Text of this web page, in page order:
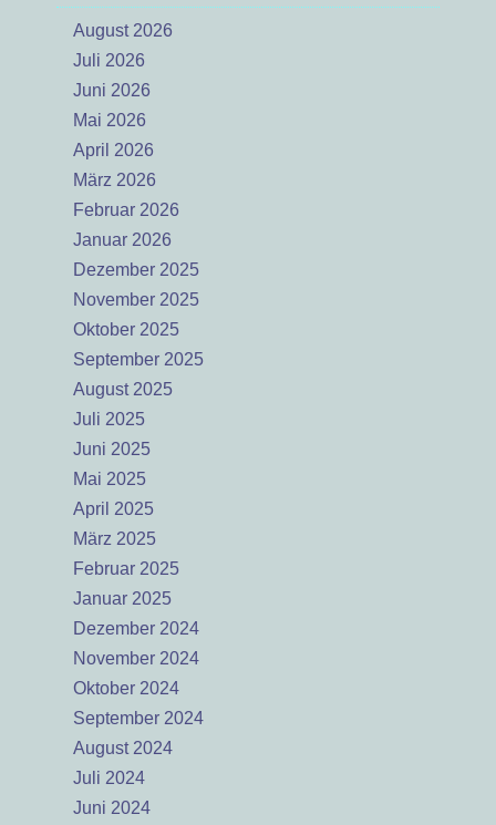
August 2026
Juli 2026
Juni 2026
Mai 2026
April 2026
März 2026
Februar 2026
Januar 2026
Dezember 2025
November 2025
Oktober 2025
September 2025
August 2025
Juli 2025
Juni 2025
Mai 2025
April 2025
März 2025
Februar 2025
Januar 2025
Dezember 2024
November 2024
Oktober 2024
September 2024
August 2024
Juli 2024
Juni 2024